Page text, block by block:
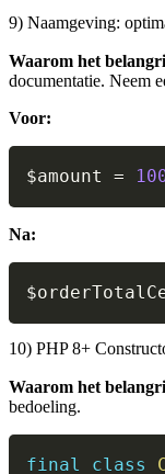
9) Naamgeving:
Waarom het
documentatie. Neem
Voor:
$amount =
Na:
10) PHP 8+
Waarom het
bedoeling.
final class